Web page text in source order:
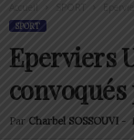
Accueil
SPORT
Eperviers
Par Charbel SOSSOUVI -